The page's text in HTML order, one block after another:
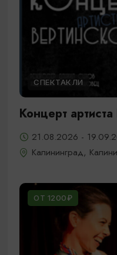
СПЕКТАКЛИ
Концерт
21.08.2026 -
Калининград,
ОТ 1200₽